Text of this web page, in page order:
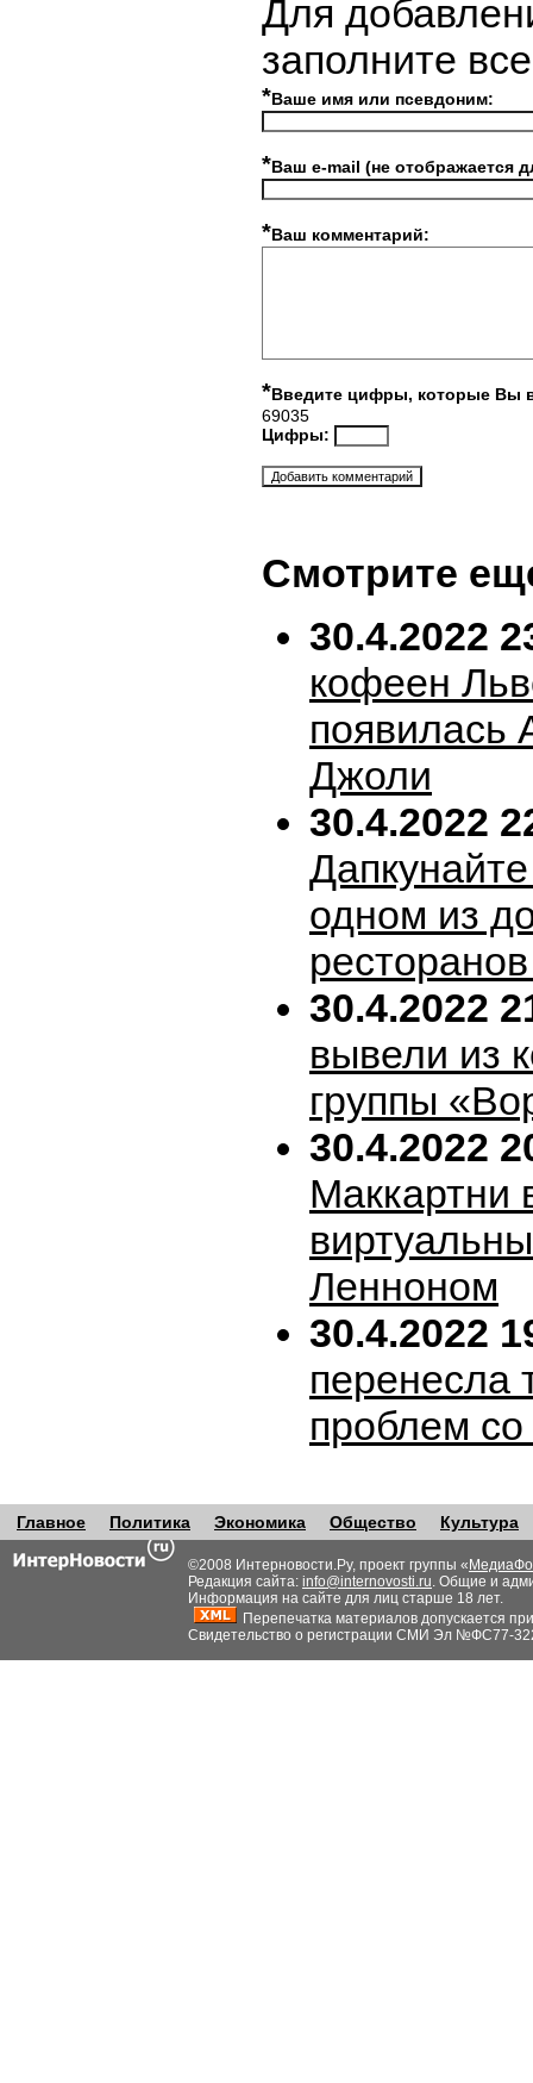
Для
заполните
*Ваше имя или псевдоним:
*Ваш e-mail (не отображается
*Ваш комментарий:
*Введите цифры, которые Вы
69035
Цифры:
Смотрите
30.4.2022
кофеен
появилась
Джоли
30.4.2022
одном из
30.4.2022
вывели из
группы
30.4.2022
Маккартни
Ленноном
30.4.2022
перенесла
проблем
Главное Политика Экономика Общество Культура
©2008 Интерновости.Ру, проект группы «
Редакция сайта: info@internovosti.ru. Общие и
Информация на сайте для лиц старше 18 лет.
Перепечатка материалов допускается
Свидетельство о регистрации СМИ Эл №ФС77-